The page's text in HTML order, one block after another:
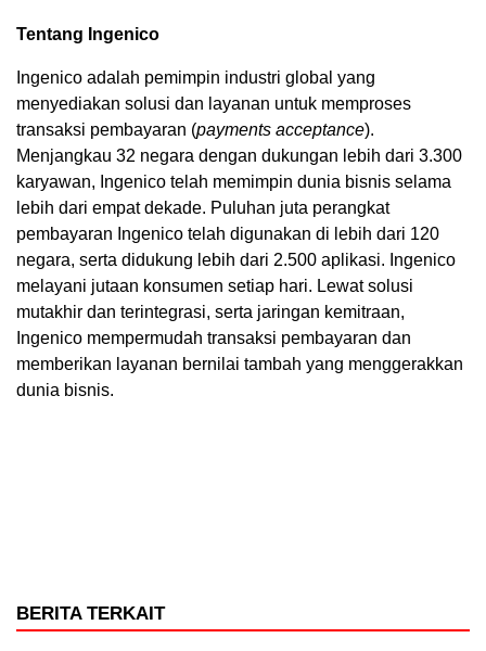
Tentang Ingenico
Ingenico adalah pemimpin industri global yang
menyediakan solusi dan layanan untuk memproses
transaksi pembayaran (payments acceptance).
Menjangkau 32 negara dengan dukungan lebih dari 3.300
karyawan, Ingenico telah memimpin dunia bisnis selama
lebih dari empat dekade. Puluhan juta perangkat
pembayaran Ingenico telah digunakan di lebih dari 120
negara, serta didukung lebih dari 2.500 aplikasi. Ingenico
melayani jutaan konsumen setiap hari. Lewat solusi
mutakhir dan terintegrasi, serta jaringan kemitraan,
Ingenico mempermudah transaksi pembayaran dan
memberikan layanan bernilai tambah yang menggerakkan
dunia bisnis.
BERITA TERKAIT